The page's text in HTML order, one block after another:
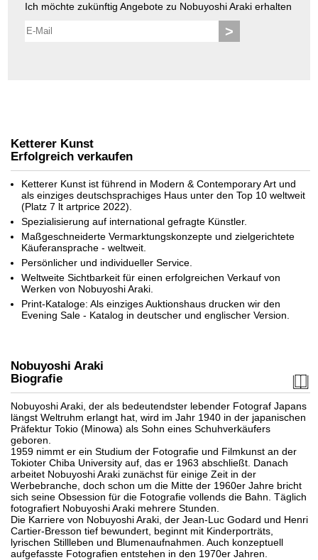
Ich möchte zukünftig Angebote zu Nobuyoshi Araki erhalten
>
Ketterer Kunst
Erfolgreich verkaufen
Ketterer Kunst ist führend in Modern & Contemporary Art und
als einziges deutschsprachiges Haus unter den Top 10 weltweit
(Platz 7 lt artprice 2022).
Spezialisierung auf international gefragte Künstler.
Maßgeschneiderte Vermarktungskonzepte und zielgerichtete
Käuferansprache - weltweit.
Persönlicher und individueller Service.
Weltweite Sichtbarkeit für einen erfolgreichen Verkauf von
Werken von Nobuyoshi Araki.
Print-Kataloge: Als einziges Auktionshaus drucken wir den
Evening Sale - Katalog in deutscher und englischer Version.
Nobuyoshi Araki
Biografie
Nobuyoshi Araki, der als bedeutendster lebender Fotograf Japans
längst Weltruhm erlangt hat, wird im Jahr 1940 in der japanischen
Präfektur Tokio (Minowa) als Sohn eines Schuhverkäufers
geboren.
1959 nimmt er ein Studium der Fotografie und Filmkunst an der
Tokioter Chiba University auf, das er 1963 abschließt. Danach
arbeitet Nobuyoshi Araki zunächst für einige Zeit in der
Werbebranche, doch schon um die Mitte der 1960er Jahre bricht
sich seine Obsession für die Fotografie vollends die Bahn. Täglich
fotografiert Nobuyoshi Araki mehrere Stunden.
Die Karriere von Nobuyoshi Araki, der Jean-Luc Godard und Henri
Cartier-Bresson tief bewundert, beginnt mit Kinderporträts,
lyrischen Stillleben und Blumenaufnahmen. Auch konzeptuell
aufgefasste Fotografien entstehen in den 1970er Jahren.